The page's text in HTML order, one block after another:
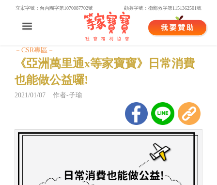
立案字號：台內團字第1070087702號 勸募字號：衛部救字第1151362501號
－CSR專區－
《亞洲萬里通x等家寶寶》日常消費
也能做公益囉!
2021/01/07 作者-子瑜